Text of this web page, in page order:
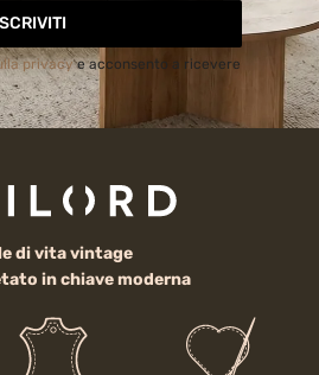
privacye acconsento a ricevere
di vita vintage
in chiave moderna